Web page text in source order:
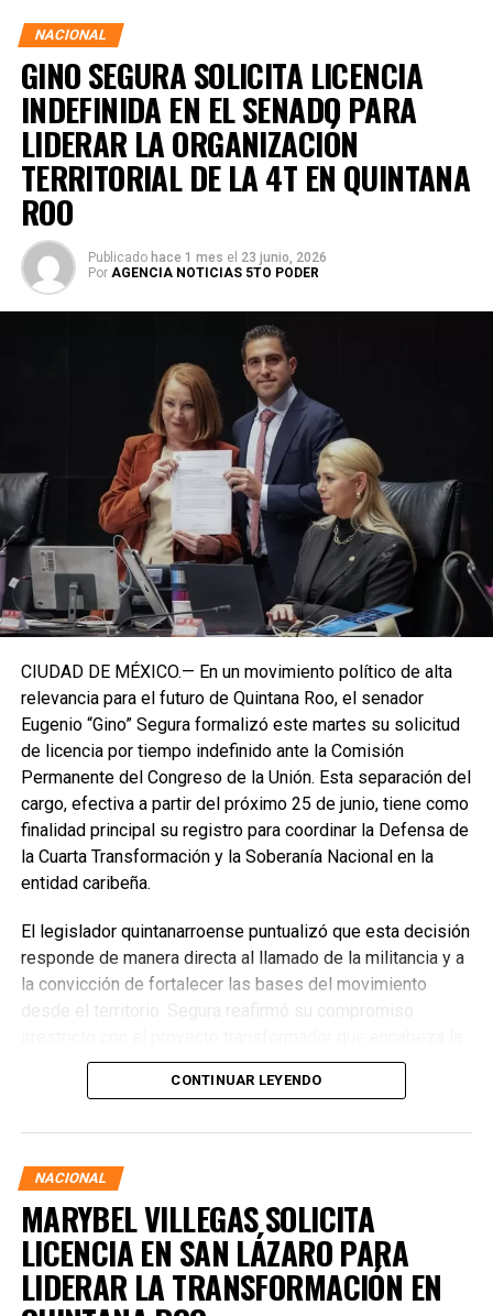
NACIONAL
GINO SEGURA SOLICITA LICENCIA
INDEFINIDA EN EL SENADO PARA
LIDERAR LA ORGANIZACIÓN
TERRITORIAL DE LA 4T EN QUINTANA
ROO
Publicado hace 1 mes el 23 junio, 2026
Por AGENCIA NOTICIAS 5TO PODER
CIUDAD DE MÉXICO.— En un movimiento político de alta
relevancia para el futuro de Quintana Roo, el senador
Eugenio “Gino” Segura formalizó este martes su solicitud
de licencia por tiempo indefinido ante la Comisión
Permanente del Congreso de la Unión. Esta separación del
cargo, efectiva a partir del próximo 25 de junio, tiene como
finalidad principal su registro para coordinar la Defensa de
la Cuarta Transformación y la Soberanía Nacional en la
entidad caribeña.
El legislador quintanarroense puntualizó que esta decisión
responde de manera directa al llamado de la militancia y a
la convicción de fortalecer las bases del movimiento
desde el territorio. Segura reafirmó su compromiso
presidenta de la República, Claudia Sheinbaum Pardo,
asegurando que la consolidación del bienestar social
CONTINUAR LEYENDO
NACIONAL
MARYBEL VILLEGAS SOLICITA
LICENCIA EN SAN LÁZARO PARA
LIDERAR LA TRANSFORMACIÓN EN